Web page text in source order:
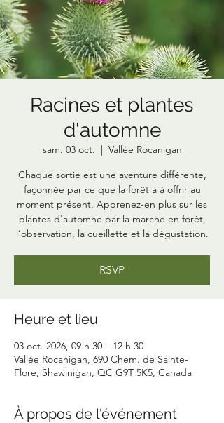
Racines et plantes
d'automne
sam. 03 oct.
  |
Vallée Rocanigan
Chaque sortie est une aventure différente,
façonnée par ce que la forêt a à offrir au
moment présent. Apprenez-en plus sur les
plantes d'automne par la marche en forêt,
l’observation, la cueillette et la dégustation.
RSVP
Heure et lieu
03 oct. 2026, 09 h 30 – 12 h 30
Vallée Rocanigan, 690 Chem. de Sainte-
Flore, Shawinigan, QC G9T 5K5, Canada
À propos de l'événement